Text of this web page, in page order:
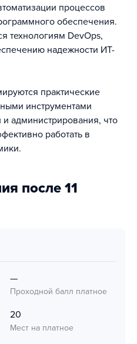
процессов
обеспечения.
технологиям DevOps,
надежности ИТ-
практические
инструментами
и администрирования, что
работать в
после 11
—
Проходной балл платное
20
Мест на платное